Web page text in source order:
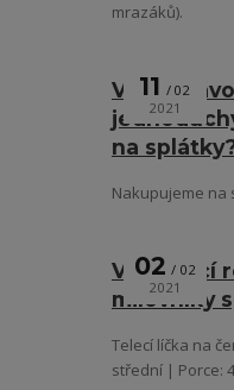
mrazáků).
Video
na
11
02
2021
Nakupujeme na
Vynikající
milovníky
02
02
2021
Telecí líčka na
střední | Porce: